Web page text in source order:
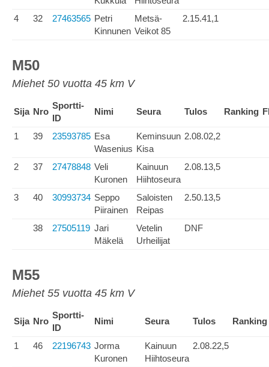
4 32 27463565 Petri
Kinnunen
Metsä-
Veikot 85
2.15.41,1
M50
Miehet 50 vuotta 45 km V
Sija Nro
Sportti-
ID
Nimi Seura Tulos Ranking
1 39 23593785 Esa
Wasenius
Keminsuun
Kisa
2.08.02,2
2 37 27478848 Veli
Kuronen
Kainuun
Hiihtoseura
2.08.13,5
3 40 30993734 Seppo
Piirainen
Saloisten
Reipas
2.50.13,5
38 27505119 Jari
Mäkelä
Vetelin
Urheilijat
DNF
M55
Miehet 55 vuotta 45 km V
Sija Nro
Sportti-
ID
Nimi Seura Tulos Ranking
1 46 22196743 Jorma
Kuronen
Kainuun
Hiihtoseura
2.08.22,5